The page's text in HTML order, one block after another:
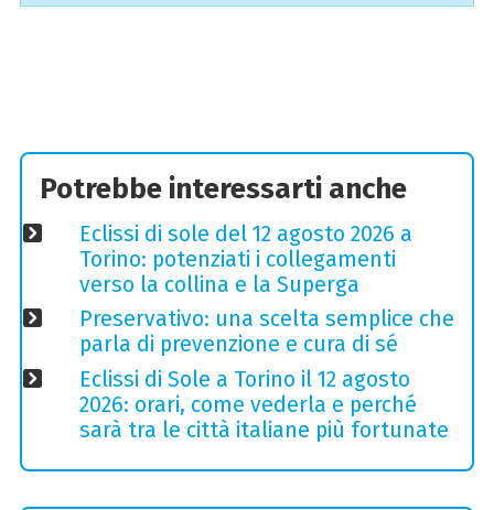
Potrebbe interessarti anche
Eclissi di sole del 12 agosto 2026 a
Torino: potenziati i collegamenti
verso la collina e la Superga
Preservativo: una scelta semplice che
parla di prevenzione e cura di sé
Eclissi di Sole a Torino il 12 agosto
2026: orari, come vederla e perché
sarà tra le città italiane più fortunate